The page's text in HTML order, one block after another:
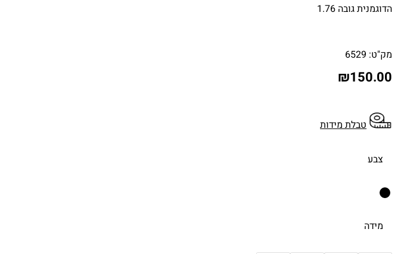
הדוגמנית גובה 1.76
מק"ט: 6529
₪150.00
טבלת מידות
צבע
מידה